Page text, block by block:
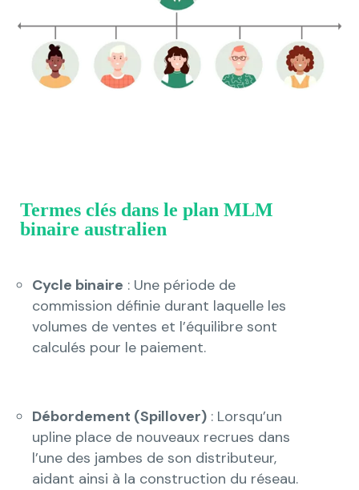
Termes clés dans le plan MLM
binaire australien
Cycle binaire : Une période de
commission définie durant laquelle les
volumes de ventes et l’équilibre sont
calculés pour le paiement.
Débordement (Spillover) : Lorsqu’un
upline place de nouveaux recrues dans
l’une des jambes de son distributeur,
aidant ainsi à la construction du réseau.